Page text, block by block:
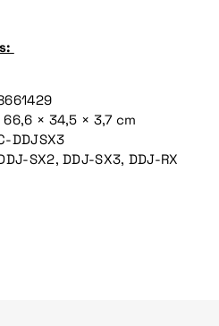
× 34,5 × 3,7 cm
DDJSX3
SX2, DDJ-SX3, DDJ-RX